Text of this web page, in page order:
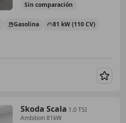
Sin comparación
Gasolina 81 kW (110 CV)
Skoda Scala 1.0 TSI
Ambition 81kW